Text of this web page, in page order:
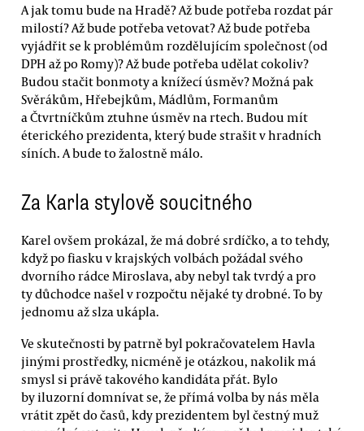
A jak tomu bude na Hradě? Až bude potřeba rozdat pár
milostí? Až bude potřeba vetovat? Až bude potřeba
vyjádřit se k problémům rozdělujícím společnost (od
DPH až po Romy)? Až bude potřeba udělat cokoliv?
Budou stačit bonmoty a knížecí úsměv? Možná pak
Svěrákům, Hřebejkům, Mádlům, Formanům
a Čtvrtníčkům ztuhne úsměv na rtech. Budou mít
éterického prezidenta, který bude strašit v hradních
síních. A bude to žalostně málo.
Za Karla stylově soucitného
Karel ovšem prokázal, že má dobré srdíčko, a to tehdy,
když po fiasku v krajských volbách požádal svého
dvorního rádce Miroslava, aby nebyl tak tvrdý a pro
ty důchodce našel v rozpočtu nějaké ty drobné. To by
jednomu až slza ukápla.
Ve skutečnosti by patrně byl pokračovatelem Havla
jinými prostředky, nicméně je otázkou, nakolik má
smysl si právě takového kandidáta přát. Bylo
by iluzorní domnívat se, že přímá volba by nás měla
vrátit zpět do časů, kdy prezidentem byl čestný muž